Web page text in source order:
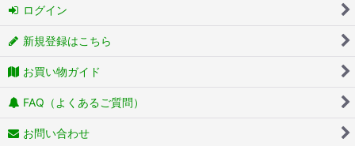
ログイン
新規登録はこちら
お買い物ガイド
FAQ（よくあるご質問）
お問い合わせ